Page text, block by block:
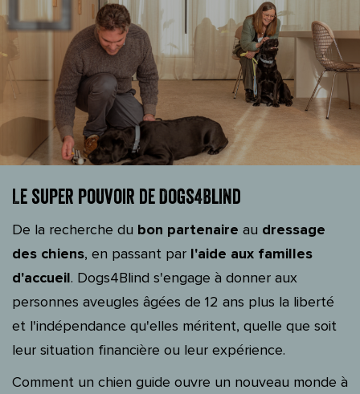
Le super pouvoir de Dogs4Blind
De la recherche du bon partenaire au dressage
des chiens, en passant par l'aide aux familles
d'accueil. Dogs4Blind s'engage à donner aux
personnes aveugles âgées de 12 ans plus la liberté
et l'indépendance qu'elles méritent, quelle que soit
leur situation financière ou leur expérience.
Comment un chien guide ouvre un nouveau monde à